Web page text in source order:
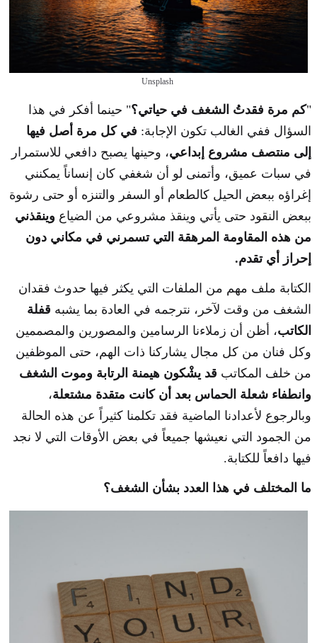
Unsplash
"كم مرة فقدتُ الشغف في حياتي؟" حينما أفكر في هذا
السؤال ففي الغالب تكون الإجابة: في كل مرة أصل فيها
إلى منتصف مشروع إبداعي، وحينها يصبح دافعي للاستمرار
في سبات عميق، وأتمنى لو أن شغفي كان إنساناً يمكنني
إغراؤه ببعض الحيل كالطعام أو السفر والتنزه أو حتى رشوة
ببعض النقود حتى يأتي وينقذ مشروعي من الضياع وينقذني
من هذه المقاومة المرهقة التي تسمرني في مكاني دون
إحراز أي تقدم.
الكتابة ملف مهم من الملفات التي يكثر فيها حدوث فقدان
الشغف من وقت لآخر، نترجمه في العادة بما يشبه قفلة
الكاتب، أظن أن زملاءنا الرسامين والمصورين والمصممين
وكل فنان من كل مجال يشاركنا ذات الهم، حتى الموظفين
من خلف المكاتب قد يشْكون هيمنة الرتابة وموت الشغف
وانطفاء شعلة الحماس بعد أن كانت متقدة مشتعلة،
وبالرجوع لأعدادنا الماضية فقد تكلمنا كثيراً عن هذه الحالة
من الجمود التي نعيشها جميعاً في بعض الأوقات التي لا نجد
فيها دافعاً للكتابة.
ما المختلف في هذا العدد بشأن الشغف؟